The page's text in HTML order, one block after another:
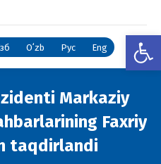
Oʻzb Рус Eng
Markaziy
Faxriy
taqdirlandi